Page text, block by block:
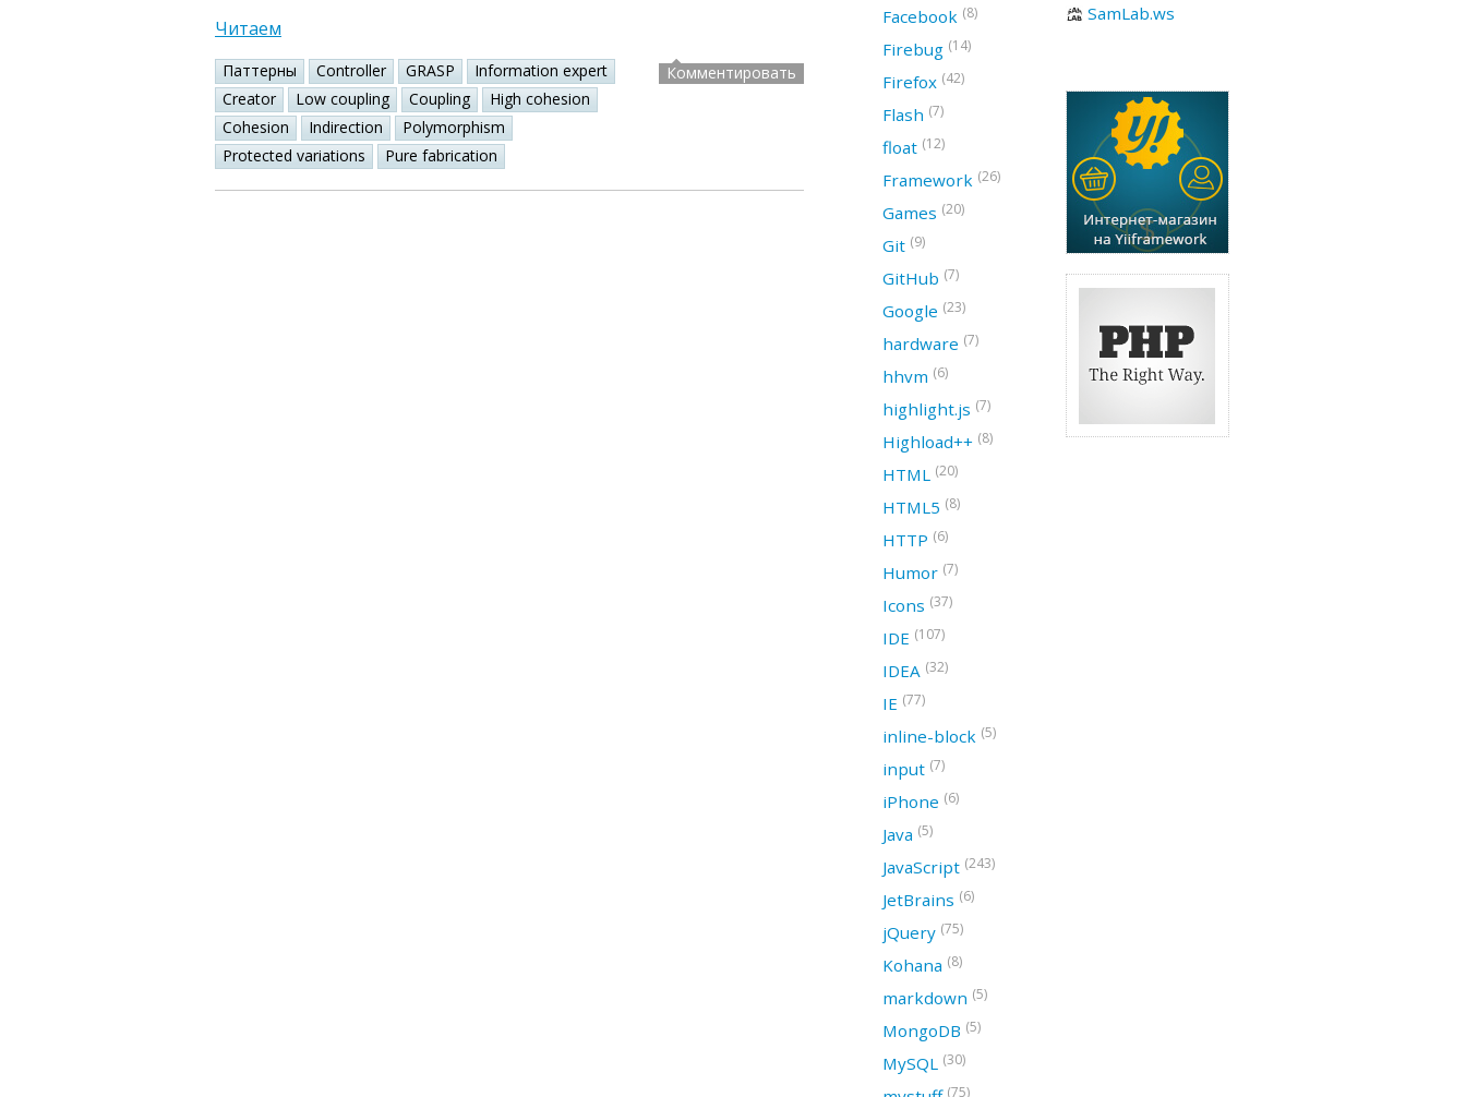
Читаем
Паттерны Controller GRASP
Information expert
Creator
Low coupling Coupling
High cohesion
Cohesion
Indirection
Polymorphism
Protected variations
Pure fabrication
Комментировать
SamLab.ws
Facebook (8)
Firebug (14)
Firefox (42)
Flash (7)
float (12)
Framework (26)
Games (20)
Git (9)
GitHub (7)
Google (23)
hardware (7)
hhvm (6)
highlight.js (7)
Highload++ (8)
HTML (20)
HTML5 (8)
HTTP (6)
Humor (7)
Icons (37)
IDE (107)
IDEA (32)
IE (77)
inline-block (5)
input (7)
iPhone (6)
Java (5)
JavaScript (243)
JetBrains (6)
jQuery (75)
Kohana (8)
markdown (5)
MongoDB (5)
MySQL (30)
(75)